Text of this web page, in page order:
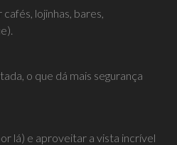
lojinhas, bares,
o que dá mais segurança
lá) e aproveitar a vista incrível